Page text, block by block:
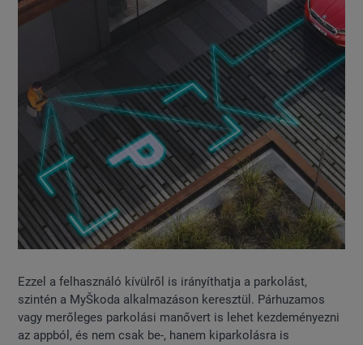
Ezzel a felhasználó kívülről is irányíthatja a parkolást,
szintén a MyŠkoda alkalmazáson keresztül. Párhuzamos
vagy merőleges parkolási manővert is lehet kezdeményezni
az appból, és nem csak be-, hanem kiparkolásra is